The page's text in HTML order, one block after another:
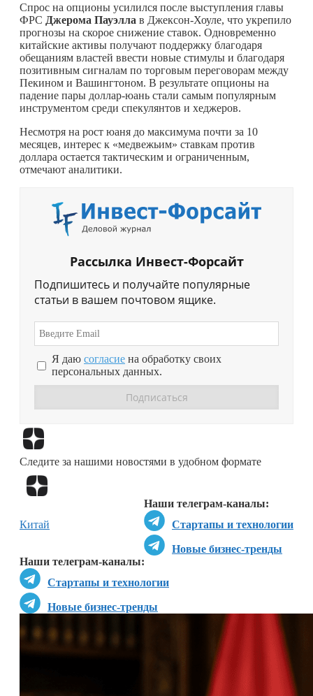
Спрос на опционы усилился после выступления главы
ФРС Джерома Пауэлла в Джексон-Хоуле, что укрепило
прогнозы на скорое снижение ставок. Одновременно
китайские активы получают поддержку благодаря
обещаниям властей ввести новые стимулы и благодаря
позитивным сигналам по торговым переговорам между
Пекином и Вашингтоном. В результате опционы на
падение пары доллар-юань стали самым популярным
инструментом среди спекулянтов и хеджеров.
Несмотря на рост юаня до максимума почти за 10
месяцев, интерес к «медвежьим» ставкам против
доллара остается тактическим и ограниченным,
отмечают аналитики.
Рассылка Инвест-Форсайт
Подпишитесь и получайте популярные
статьи в вашем почтовом ящике.
Я даю согласие на обработку своих
персональных данных.
Следите за нашими новостями в удобном формате
Наши телеграм-каналы:
Стартапы и технологии
Новые бизнес-тренды
Наши телеграм-каналы:
Стартапы и технологии
Новые бизнес-тренды
Китай